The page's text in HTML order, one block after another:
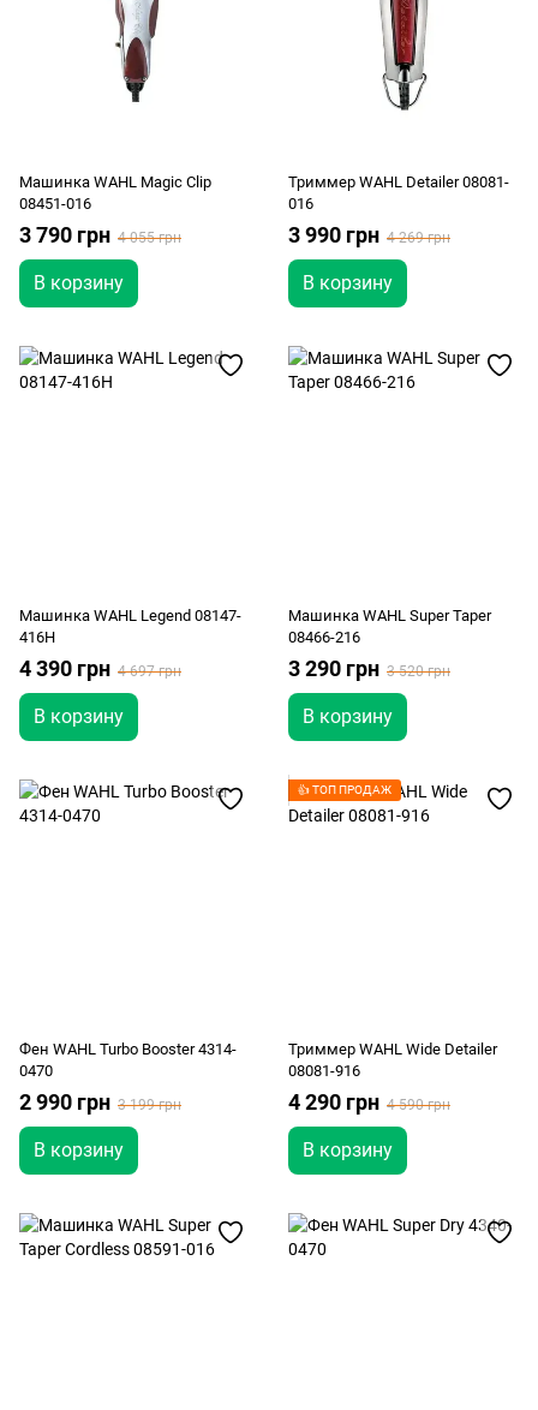
Машинка WAHL Magic Clip
08451-016
3 790 грн 4 055 грн
В корзину
Триммер WAHL Detailer 08081-
016
3 990 грн 4 269 грн
В корзину
Машинка WAHL Legend 08147-
416H
4 390 грн 4 697 грн
В корзину
Машинка WAHL Super Taper
08466-216
3 290 грн 3 520 грн
В корзину
Фен WAHL Turbo Booster 4314-
0470
2 990 грн 3 199 грн
В корзину
👍 ТОП ПРОДАЖ
Триммер WAHL Wide Detailer
08081-916
4 290 грн 4 590 грн
В корзину